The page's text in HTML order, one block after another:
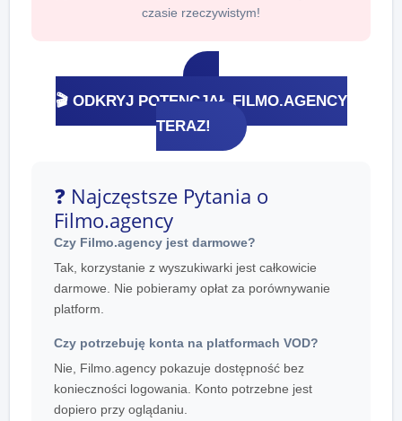
czasie rzeczywistym!
🎬 ODKRYJ POTENCJAŁ FILMO.AGENCY
TERAZ!
❓ Najczęstsze Pytania o
Filmo.agency
Czy Filmo.agency jest darmowe?
Tak, korzystanie z wyszukiwarki jest całkowicie
darmowe. Nie pobieramy opłat za porównywanie
platform.
Czy potrzebuję konta na platformach VOD?
Nie, Filmo.agency pokazuje dostępność bez
konieczności logowania. Konto potrzebne jest
dopiero przy oglądaniu.